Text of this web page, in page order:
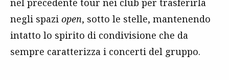
nel precedente tour nei club per trasferirla
negli spazi open, sotto le stelle, mantenendo
intatto lo spirito di condivisione che da
sempre caratterizza i concerti del gruppo.